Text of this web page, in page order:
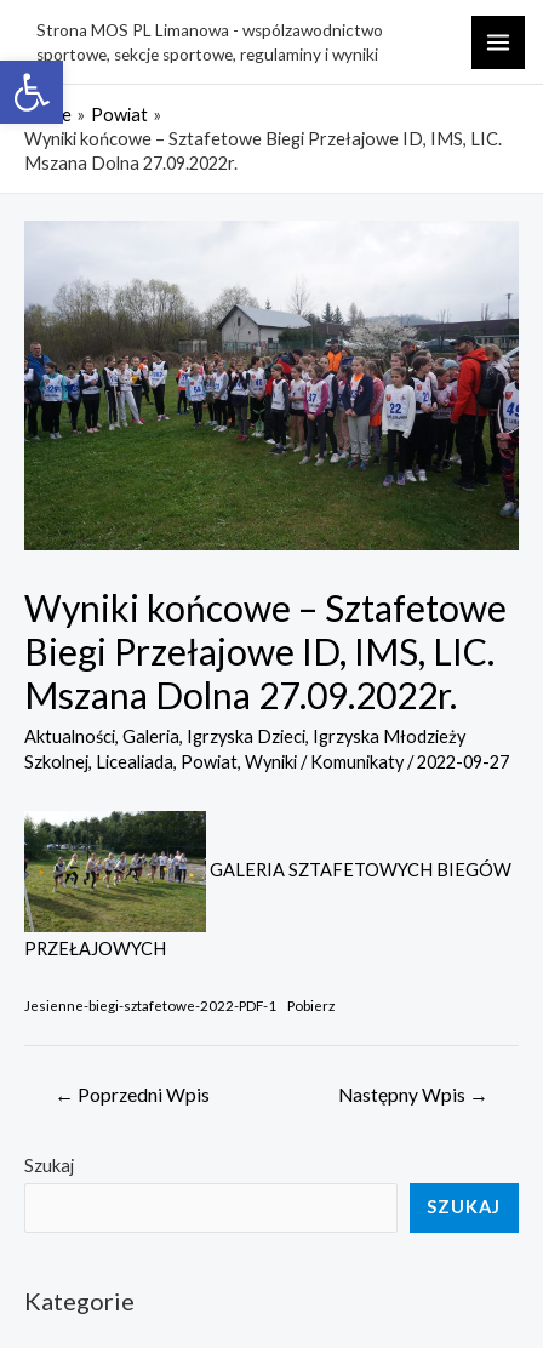
Open toolbar
content
Strona MOS PL Limanowa - wspólzawodnictwo
sportowe, sekcje sportowe, regulaminy i wyniki
Home
Powiat
Wyniki końcowe – Sztafetowe Biegi Przełajowe ID, IMS, LIC.
Mszana Dolna 27.09.2022r.
Wyniki końcowe – Sztafetowe
Biegi Przełajowe ID, IMS, LIC.
Mszana Dolna 27.09.2022r.
Aktualności, Galeria, Igrzyska Dzieci, Igrzyska Młodzieży
Szkolnej, Licealiada, Powiat, Wyniki / Komunikaty/2022-09-27
GALERIA SZTAFETOWYCH BIEGÓW
PRZEŁAJOWYCH
Jesienne-biegi-sztafetowe-2022-PDF-1 Pobierz
Nawigacja
← Poprzedni Wpis Następny Wpis →
Szukaj
SZUKAJ
Kategorie